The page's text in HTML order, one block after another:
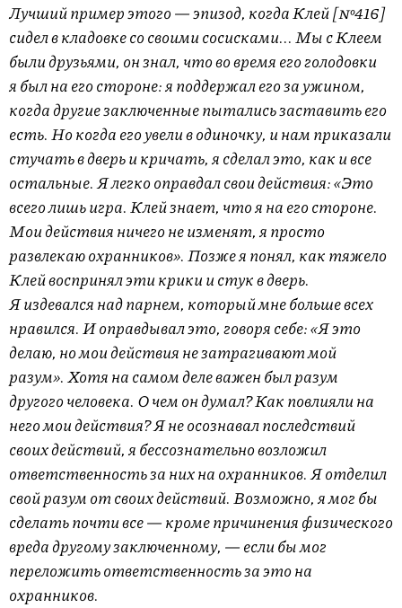
Лучший пример этого — эпизод, когда Клей [№416]
сидел в кладовке со своими сосисками... Мы с Клеем
были друзьями, он знал, что во время его голодовки
я был на его стороне: я поддержал его за ужином,
когда другие заключенные пытались заставить его
есть. Но когда его увели в одиночку, и нам приказали
стучать в дверь и кричать, я сделал это, как и все
остальные. Я легко оправдал свои действия: «Это
всего лишь игра. Клей знает, что я на его стороне.
Мои действия ничего не изменят, я просто
развлекаю охранников». Позже я понял, как тяжело
Клей воспринял эти крики и стук в дверь.
Я издевался над парнем, который мне больше всех
нравился. И оправдывал это, говоря себе: «Я это
делаю, но мои действия не затрагивают мой
разум». Хотя на самом деле важен был разум
другого человека. О чем он думал? Как повлияли на
него мои действия? Я не осознавал последствий
своих действий, я бессознательно возложил
ответственность за них на охранников. Я отделил
свой разум от своих действий. Возможно, я мог бы
сделать почти все — кроме причинения физического
вреда другому заключенному, — если бы мог
переложить ответственность за это на
охранников.